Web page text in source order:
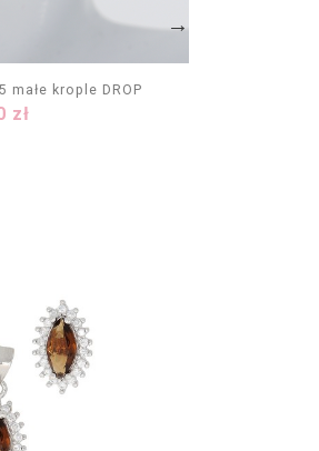
małe krople DROP
zł